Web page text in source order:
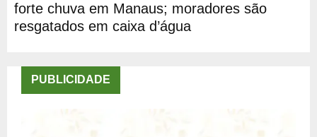
forte chuva em Manaus; moradores são
resgatados em caixa d’água
PUBLICIDADE